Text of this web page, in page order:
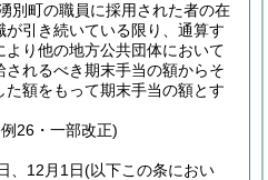
別町の職員に採用された者の在
引き続いている限り、通算す
より他の地方公共団体において
されるべき期末手当の額からそ
額をもって期末手当の額とす
26・一部改正)
、12月1日(以下この条におい